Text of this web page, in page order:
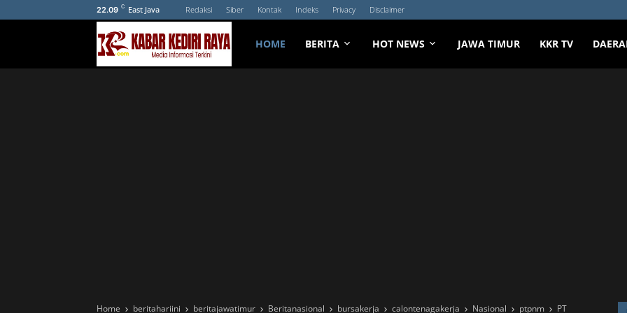
22.09 C East Java Redaksi Siber Kontak Indeks Privacy Disclaimer
HOME BERITA HOT NEWS JAWA TIMUR KKR TV
Home beritahariini beritajawatimur Beritanasional bursakerja calontenagakerja Nasional ptpnm
PT